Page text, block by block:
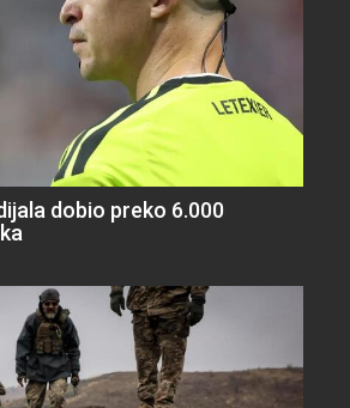
dobio preko 6.000